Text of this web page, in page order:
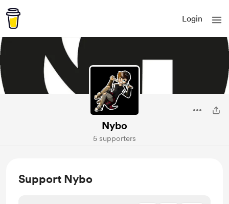
Login
Nybo
5 supporters
Support Nybo